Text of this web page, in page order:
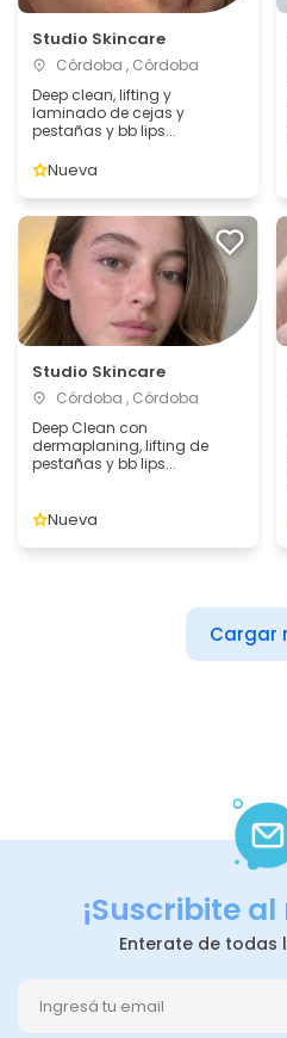
Studio Skincare
Córdoba , Córdoba
Deep clean, lifting y
laminado de cejas y
pestañas y bb lips...
Nueva
Studio Skincare
Córdoba , Córdoba
Deep Clean con
dermaplaning, lifting de
pestañas y bb lips...
Nueva
Cargar
¡Suscribite
Enterate de todas